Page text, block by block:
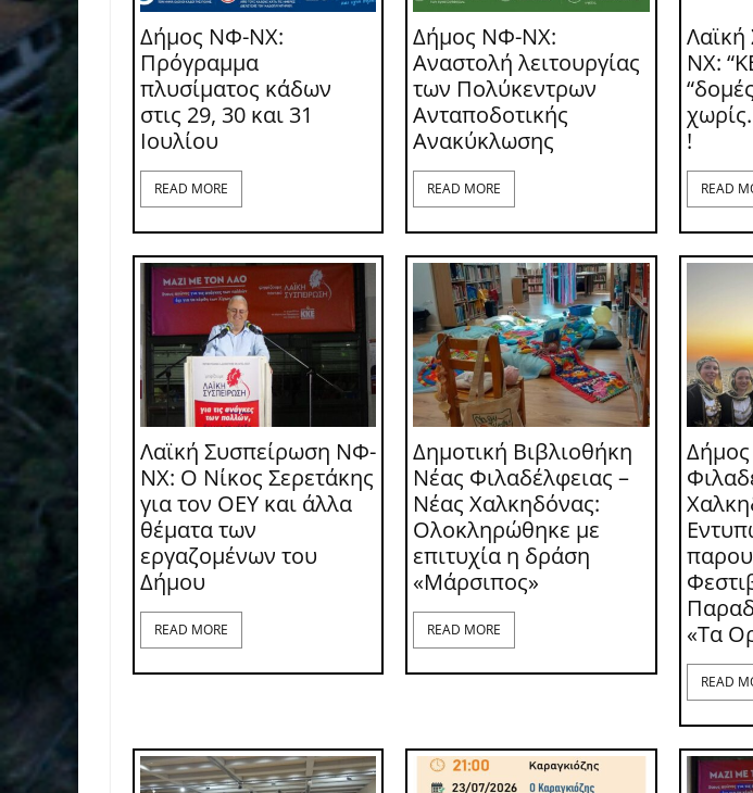
Δήμος ΝΦ-ΝΧ:
Πρόγραμμα
πλυσίματος κάδων
στις 29, 30 και 31
Ιουλίου
READ MORE
Δήμος ΝΦ-ΝΧ:
Αναστολή λειτουργίας
των Πολύκεντρων
Ανταποδοτικής
Ανακύκλωσης
READ MORE
ΝΧ:
!
READ
Λαϊκή Συσπείρωση ΝΦ-
ΝΧ: O Νίκος Σερετάκης
για τον ΟΕΥ και άλλα
θέματα των
εργαζομένων του
Δήμου
READ MORE
Δημοτική Βιβλιοθήκη
Νέας Φιλαδέλφειας –
Νέας Χαλκηδόνας:
Ολοκληρώθηκε με
επιτυχία η δράση
«Μάρσιπος»
READ MORE
«Τα
READ